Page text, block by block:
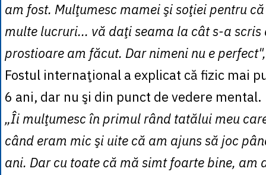
am fost. Mulţumesc mamei şi soţiei pentru
multe lucruri... vă daţi seama la cât s-a scris
prostioare am făcut. Dar nimeni nu e
Fostul internaţional a explicat că fizic mai
6 ani, dar nu şi din punct de vedere mental.
„Îi mulţumesc în primul rând tatălui meu
când eram mic şi uite că am ajuns să joc
ani. Dar cu toate că mă simt foarte bine, am